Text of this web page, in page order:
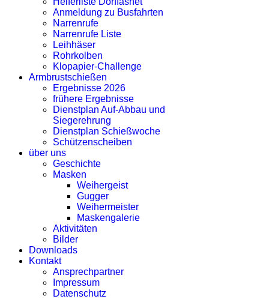
Anmeldung zu Busfahrten
Narrenrufe
Narrenrufe Liste
Leihhäser
Rohrkolben
Klopapier-Challenge
Armbrustschießen
Ergebnisse 2026
frühere Ergebnisse
Dienstplan Auf-Abbau und
Siegerehrung
Dienstplan Schießwoche
Schützenscheiben
über uns
Geschichte
Masken
Weihergeist
Gugger
Weihermeister
Maskengalerie
Aktivitäten
Bilder
Downloads
Kontakt
Ansprechpartner
Impressum
Datenschutz